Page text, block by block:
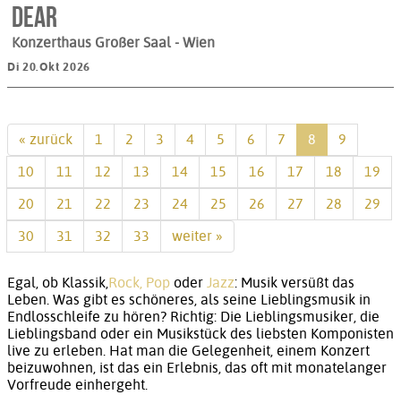
Dear
Konzerthaus Großer Saal - Wien
Di 20.Okt 2026
« zurück 1 2 3 4 5 6 7 8
9
10
11 12 13 14 15 16 17 18
19
20
21 22 23 24 25 26 27 28
29
30
31 32 33 weiter »
Egal, ob Klassik,Rock, Pop oder Jazz: Musik versüßt das
Leben. Was gibt es schöneres, als seine Lieblingsmusik in
Endlosschleife zu hören? Richtig: Die Lieblingsmusiker, die
Lieblingsband oder ein Musikstück des liebsten Komponisten
live zu erleben. Hat man die Gelegenheit, einem Konzert
beizuwohnen, ist das ein Erlebnis, das oft mit monatelanger
Vorfreude einhergeht.